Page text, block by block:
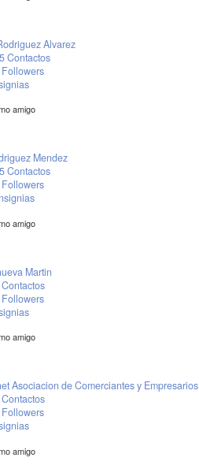
Alvarez
Contactos
amigo
Mendez
Contactos
amigo
Martin
amigo
Asociacion de Comerciantes y Empresarios
amigo